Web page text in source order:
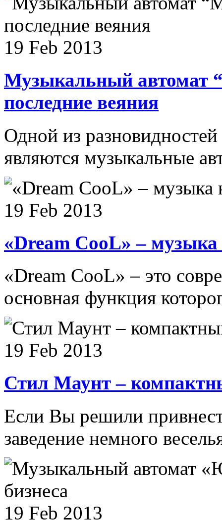
19 Feb 2013
Музыкальный автомат
последние веяния
Одной из
являются музыкальные
19 Feb 2013
«Dream CooL» – музыка
«Dream CooL» – это
основная функция
19 Feb 2013
Стил Маунт –
Если Вы решили
заведение немного
19 Feb 2013